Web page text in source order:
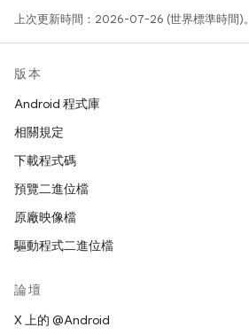
上次更新時間：2026-07-26 (世界標準時間)。
版本
Android 程式庫
相關規定
下載程式碼
預覽二進位檔
原廠映像檔
驅動程式二進位檔
論壇
X 上的 @Android